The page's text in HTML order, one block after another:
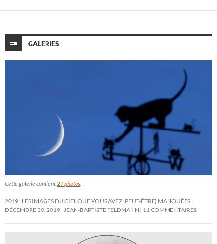
GALERIES
Cette galerie contient 27 photos
2019 : LES IMAGES DU CIEL QUE VOUS AVEZ (PEUT-ÊTRE) MANQUÉES
DÉCEMBRE 30, 2019
JEAN-BAPTISTE FELDMANN 11 COMMENTAIRES